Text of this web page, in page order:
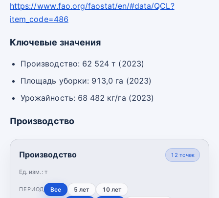
https://www.fao.org/faostat/en/#data/QCL?
item_code=486
Ключевые значения
Производство: 62 524 т (2023)
Площадь уборки: 913,0 га (2023)
Урожайность: 68 482 кг/га (2023)
Производство
Производство
Ед. изм.: т
12 точек
ПЕРИОД Все 5 лет 10 лет